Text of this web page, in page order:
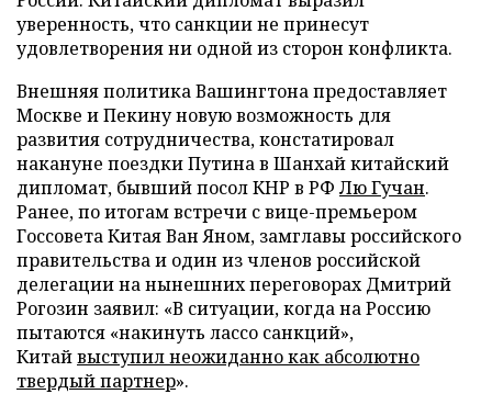
уверенность, что санкции не принесут
удовлетворения ни одной из сторон конфликта.
Внешняя политика Вашингтона предоставляет
Москве и Пекину новую возможность для
развития сотрудничества, констатировал
накануне поездки Путина в Шанхай китайский
дипломат, бывший посол КНР в РФ Лю Гучан.
Ранее, по итогам встречи с вице-премьером
Госсовета Китая Ван Яном, замглавы российского
правительства и один из членов российской
делегации на нынешних переговорах Дмитрий
Рогозин заявил: «В ситуации, когда на Россию
пытаются «накинуть лассо санкций»,
Китайвыступил неожиданно как абсолютно
твердый партнер».